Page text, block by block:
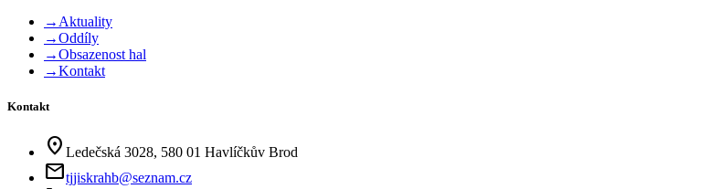
→ Aktuality
→Oddíly
→Obsazenost hal
→Kontakt
Kontakt
location_on Ledečská 3028, 580 01 Havlíčkův Brod
mailtjjiskrahb@seznam.cz